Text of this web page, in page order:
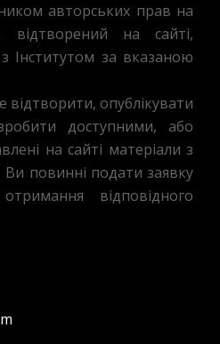
авторських прав на
відтворений на сайті,
Інститутом за вказаною
опублікувати
доступними, або
на сайті матеріали з
повинні подати заявку
відповідного